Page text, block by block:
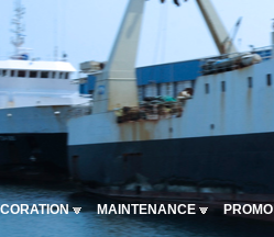
MAINTENANCE PROMO